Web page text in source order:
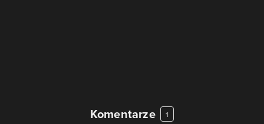
Komentarze 1